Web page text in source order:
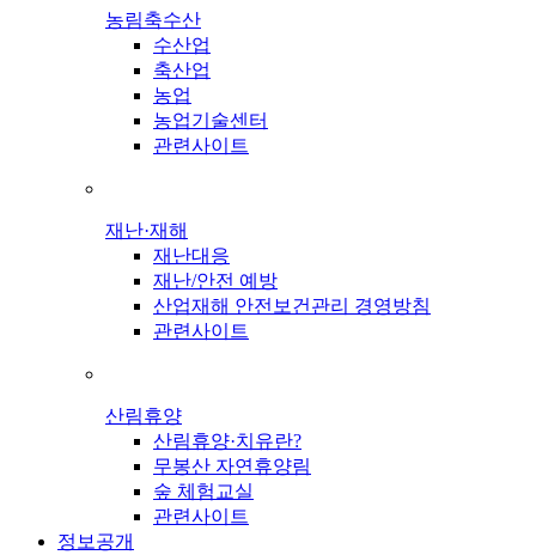
농림축수산
수산업
축산업
농업
농업기술센터
관련사이트
재난·재해
재난대응
재난/안전 예방
산업재해 안전보건관리 경영방침
관련사이트
산림휴양
산림휴양·치유란?
무봉산 자연휴양림
숲 체험교실
관련사이트
정보공개